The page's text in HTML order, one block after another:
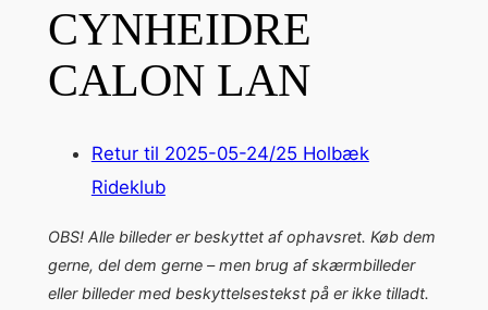
CYNHEIDRE
CALON LAN
Retur til 2025-05-24/25 Holbæk
Rideklub
OBS! Alle billeder er beskyttet af ophavsret. Køb dem
gerne, del dem gerne – men brug af skærmbilleder
eller billeder med beskyttelsestekst på er ikke tilladt.